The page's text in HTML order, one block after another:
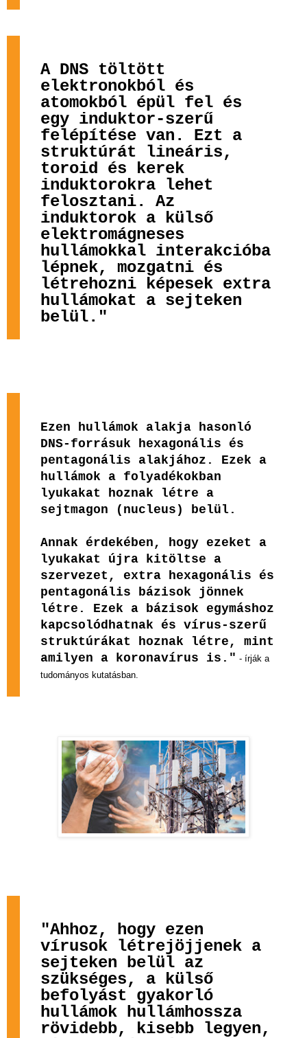
A DNS töltött
elektronokból és
atomokból épül fel és
egy induktor-szerű
felépítése van. Ezt a
struktúrát lineáris,
toroid és kerek
induktorokra lehet
felosztani. Az
induktorok a külső
elektromágneses
hullámokkal interakcióba
lépnek, mozgatni és
létrehozni képesek extra
hullámokat a sejteken
belül."
Ezen hullámok alakja hasonló
DNS-forrásuk hexagonális és
pentagonális alakjához. Ezek a
hullámok a folyadékokban
lyukakat hoznak létre a
sejtmagon (nucleus) belül.
Annak érdekében, hogy ezeket a
lyukakat újra kitöltse a
szervezet, extra hexagonális és
pentagonális bázisok jönnek
létre. Ezek a bázisok egymáshoz
kapcsolódhatnak és vírus-szerű
struktúrákat hoznak létre, mint
amilyen a koronavírus is." - írják a
tudományos kutatásban.
"Ahhoz, hogy ezen
vírusok létrejöjjenek a
sejteken belül az
szükséges, a külső
befolyást gyakorló
hullámok hullámhossza
rövidebb, kisebb legyen,